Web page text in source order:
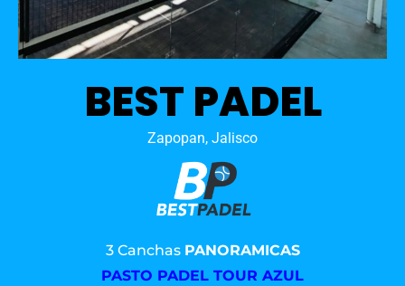
BEST PADEL
Zapopan, Jalisco
3 Canchas PANORAMICAS
PASTO PADEL TOUR AZUL